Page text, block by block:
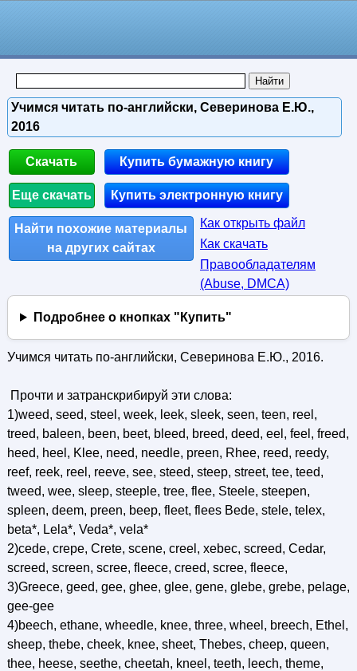
Учимся читать по-английски, Северинова Е.Ю.,
2016
Скачать
Еще скачать
Купить бумажную книгу
Купить электронную книгу
Найти похожие материалы
на других сайтах
Как открыть файл
Как скачать
Правообладателям
(Abuse, DMСA)
Подробнее о кнопках "Купить"
Учимся читать по-английски, Северинова Е.Ю., 2016.
Прочти и затранскрибируй эти слова:
1)weed, seed, steel, week, leek, sleek, seen, teen, reel,
treed, baleen, been, beet, bleed, breed, deed, eel, feel, freed,
heed, heel, Klee, need, needle, preen, Rhee, reed, reedy,
reef, reek, reel, reeve, see, steed, steep, street, tee, teed,
tweed, wee, sleep, steeple, tree, flee, Steele, steepen,
spleen, deem, preen, beep, fleet, flees Bede, stele, telex,
beta*, Lela*, Veda*, vela*
2)cede, crepe, Crete, scene, creel, xebec, screed, Cedar,
screed, screen, scree, fleece, creed, scree, fleece,
3)Greece, geed, gee, ghee, glee, gene, glebe, grebe, pelage,
gee-gee
4)beech, ethane, wheedle, knee, three, wheel, breech, Ethel,
sheep, thebe, cheek, knee, sheet, Thebes, cheep, queen,
thee, heese, seethe, cheetah, kneel, teeth, leech, theme,